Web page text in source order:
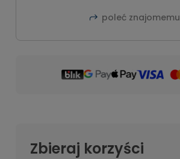
poleć znajomemu
Zbieraj korzyści